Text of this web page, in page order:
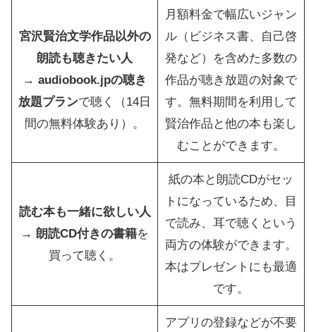
宮沢賢治文学作品以外の
朗読も聴きたい人
→ audiobook.jpの聴き
放題プランで聴く（14日
間の無料体験あり）。
月額料金で幅広いジャン
ル（ビジネス書、自己啓
発など）を含めた多数の
作品が聴き放題の対象で
す。無料期間を利用して
賢治作品と他の本も楽し
むことができます。
読む本も一緒に欲しい人
→ 朗読CD付きの書籍を
買って聴く。
紙の本と朗読CDがセッ
トになっているため、目
で読み、耳で聴くという
両方の体験ができます。
本はプレゼントにも最適
です。
アプリの登録などが不要